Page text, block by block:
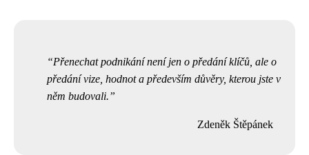
Přenechat podnikání není jen o předání klíčů, ale o
předání vize, hodnot a především důvěry, kterou jste v
něm budovali.
Zdeněk Štěpánek